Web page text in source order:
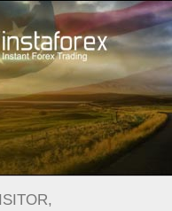
Pour les